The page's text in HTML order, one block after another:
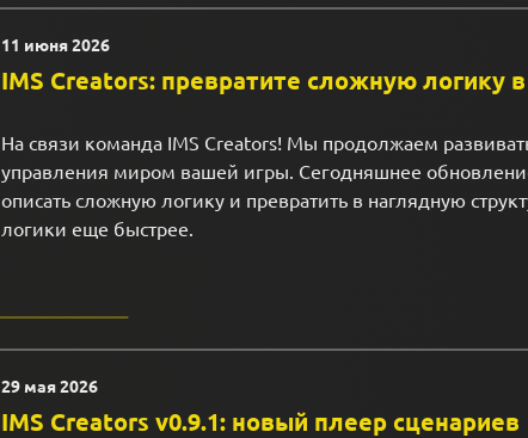
11 июня 2026
IMS Creators: превратите сложную логику
На связи команда IMS Creators! Мы продолжаем
управления миром вашей игры. Сегодняшнее
описать сложную логику и превратить в наглядную
логики еще быстрее.
29 мая 2026
IMS Creators v0.9.1: новый плеер сценариев